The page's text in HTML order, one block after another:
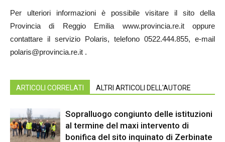
Per ulteriori informazioni è possibile visitare il sito della
Provincia di Reggio Emilia www.provincia.re.it oppure
contattare il servizio Polaris, telefono 0522.444.855, e-mail
polaris@provincia.re.it .
ARTICOLI CORRELATI ALTRI ARTICOLI DELL'AUTORE
Sopralluogo congiunto delle istituzioni
al termine del maxi intervento di
bonifica del sito inquinato di Zerbinate